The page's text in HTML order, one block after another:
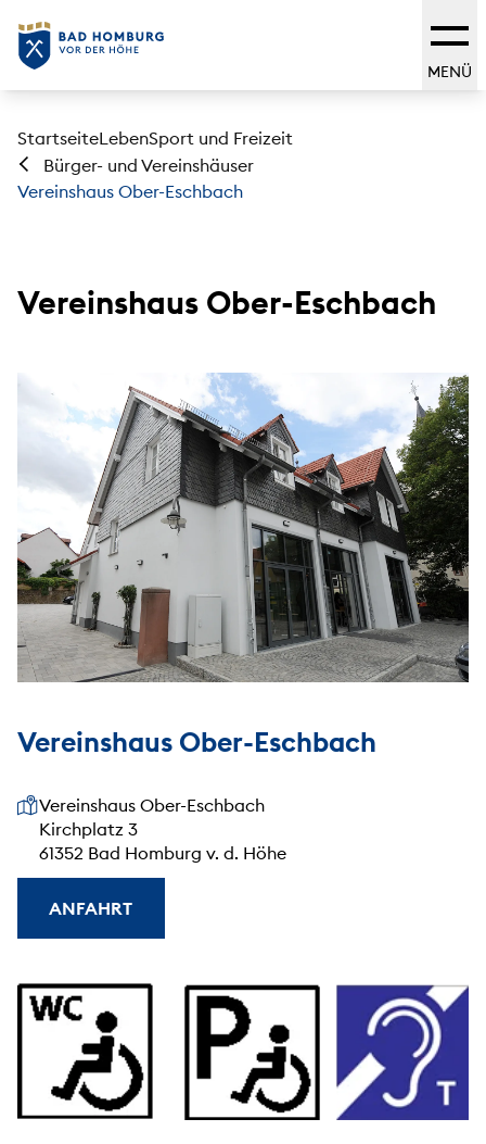
MENÜ
StartseiteLebenSport und Freizeit
Bürger- und Vereinshäuser
Vereinshaus Ober-Eschbach
Vereinshaus Ober-Eschbach
Vereinshaus Ober-Eschbach
Unsere Anschrift
Vereinshaus Ober-Eschbach
Kirchplatz 3
61352 Bad Homburg v. d. Höhe
ANFAHRT